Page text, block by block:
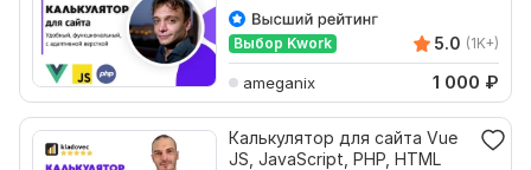
Выбор Kwork 5.0 (1K+)
ameganix 1 000 ₽
Калькулятор для сайта Vue
JS, JavaScript, PHP, HTML